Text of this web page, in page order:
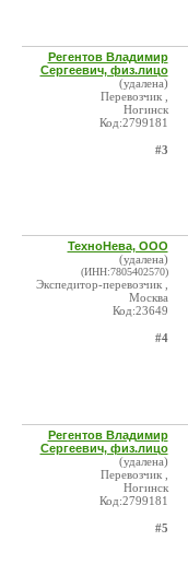
Регентов Владимир
Сергеевич, физ.лицо
(удалена)
Перевозчик ,
Ногинск
Код:2799181
#3
ТехноНева, ООО
(удалена)
(ИНН:7805402570)
Экспедитор-перевозчик ,
Москва
Код:23649
#4
Регентов Владимир
Сергеевич, физ.лицо
(удалена)
Перевозчик ,
Ногинск
Код:2799181
#5